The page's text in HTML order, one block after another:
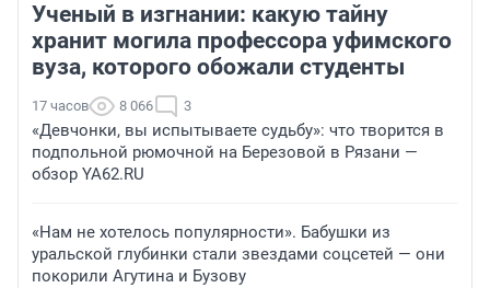
Ученый в изгнании: какую тайну
хранит могила профессора уфимского
вуза, которого обожали студенты
17 часов 8 066 3
«Девчонки, вы испытываете судьбу»: что творится в
подпольной рюмочной на Березовой в Рязани —
обзор YA62.RU
«Нам не хотелось популярности». Бабушки из
уральской глубинки стали звездами соцсетей — они
покорили Агутина и Бузову